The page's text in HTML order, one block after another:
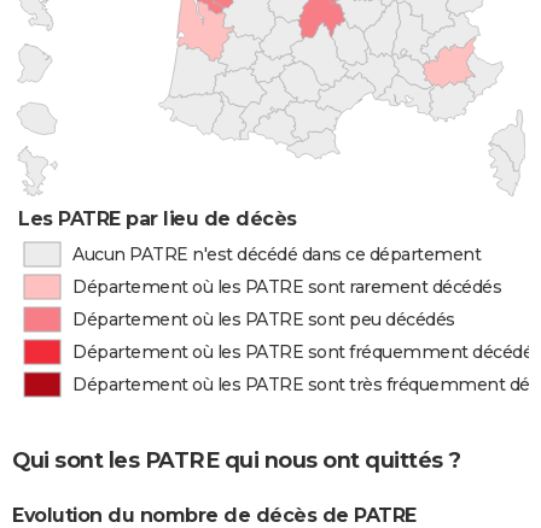
Les PATRE par lieu de décès
Aucun PATRE n'est décédé dans ce département
Département où les PATRE sont rarement décédés
Département où les PATRE sont peu décédés
Département où les PATRE sont fréquemment décédés
Département où les PATRE sont très fréquemment
Qui sont les PATRE qui nous ont quittés ?
Evolution du nombre de décès de PATRE